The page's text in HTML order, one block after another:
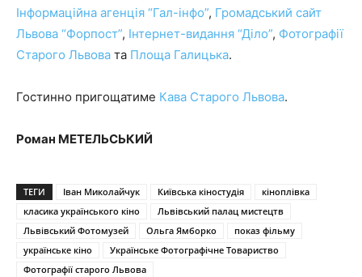
Інформаційна агенція “Гал-інфо”, Громадський сайт
Львова “Форпост”, Інтернет-видання “Діло”, Фотографії
Старого Львова та Площа Галицька.
Гостинно пригощатиме Кава Старого Львова.
Роман МЕТЕЛЬСЬКИЙ
ТЕГИ Іван Миколайчук Київська кіностудія
кіноплівка
класика українського кіно
Львівський палац мистецтв
Львівський Фотомузей
Ольга Ямборко
показ фільму
українське кіно
Українське Фотографічне Товариство
Фотографії старого Львова